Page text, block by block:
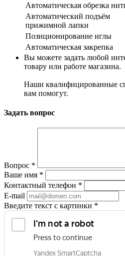
Автоматическая обрезка
Автоматический подъём
прижимной лапки
Позиционирование иглы
Автоматическая закрепка
Вы можете задать любой
товару или работе магазина.
Наши квалифицированные
вам помогут.
Задать вопрос
Вопрос *
Ваше имя *
Контактный телефон *
E-mail
Введите текст с картинки *